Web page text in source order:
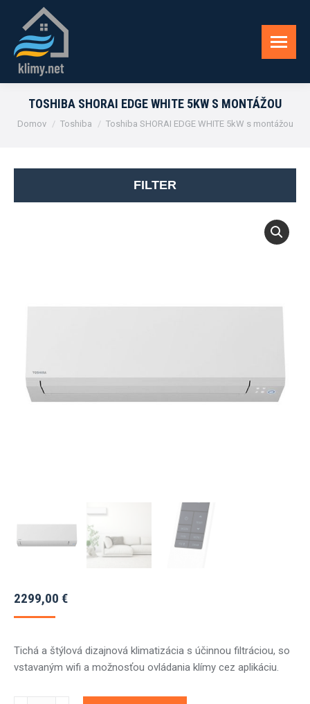
TOSHIBA SHORAI EDGE WHITE 5KW S MONTÁŽOU
You are here:
Domov Toshiba Toshiba SHORAI EDGE WHITE 5kW s montážou
2299,00 €
Tichá a štýlová dizajnová klimatizácia s účinnou filtráciou, so
vstavaným wifi a možnosťou ovládania klímy cez aplikáciu.
FILTER